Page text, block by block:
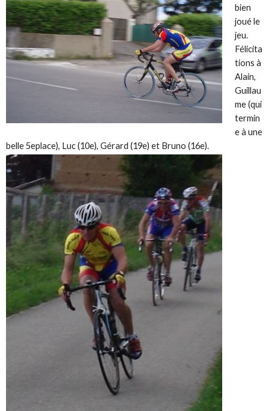
bien
joué le
jeu.
Félicita
tions à
Alain,
Guillau
me (qui
termin
e à une
belle 5eplace), Luc (10e), Gérard (19e) et Bruno (16e).